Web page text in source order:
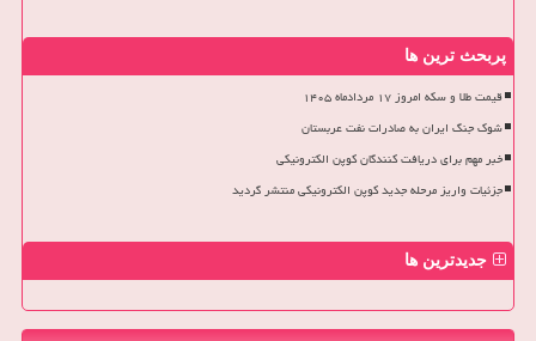
پربحث ترین ها
قیمت طلا و سکه امروز ۱۷ مردادماه ۱۴۰۵
شوک جنگ ایران به صادرات نفت عربستان
خبر مهم برای دریافت کنندگان کوپن الکترونیکی
جزئیات واریز مرحله جدید کوپن الکترونیکی منتشر گردید
جدیدترین ها